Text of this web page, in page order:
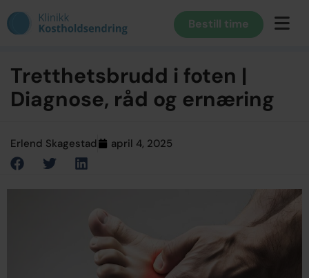
Bestill time
Tretthetsbrudd i foten |
Diagnose, råd og ernæring
Erlend Skagestad april 4, 2025